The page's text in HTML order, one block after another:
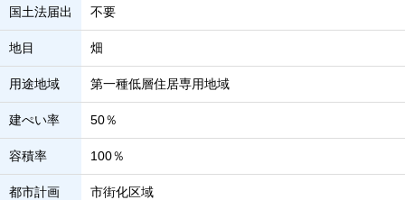
国土法届出 不要
地目 畑
用途地域 第一種低層住居専用地域
建ぺい率 50％
容積率 100％
都市計画 市街化区域